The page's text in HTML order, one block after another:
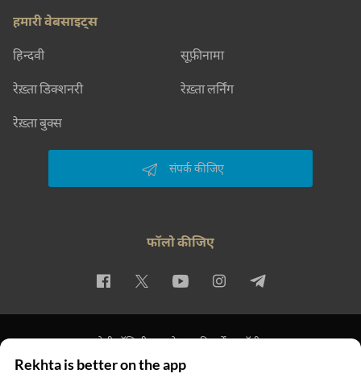
हमारी वेबसाइट्स
हिन्दवी सूफ़ीनामा
रेख़्ता डिक्शनरी रेख़्ता लर्निंग
रेख़्ता बुक्स
संपर्क कीजिए
फॉलो कीजिए
प्राइवेसी पॉलिसी इस्तेमाल की शर्तें कॉपीराइट
© 2026 Rekhta™ Foundation. All rights reserved.
Rekhta is better on the app